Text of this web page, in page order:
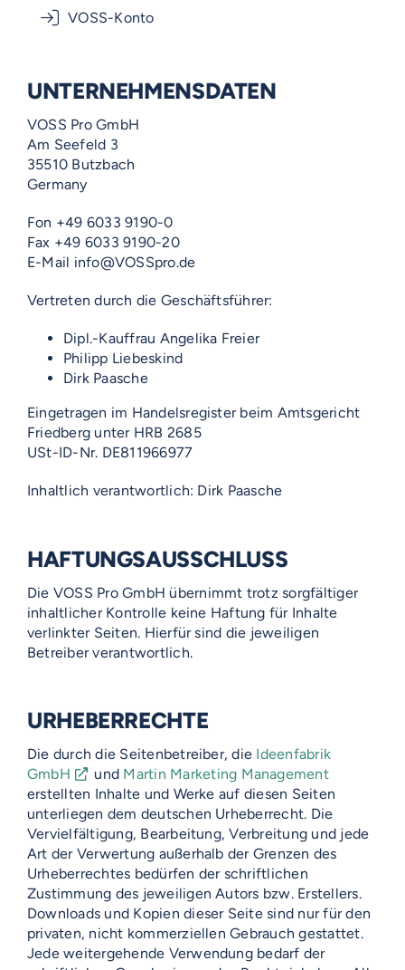
UNTERNEHMENSDATEN
VOSS Pro GmbH
Am Seefeld 3
35510 Butzbach
Germany
Fon +49 6033 9190-0
Fax +49 6033 9190-20
E-Mail info@VOSSpro.de
Vertreten durch die Geschäftsführer:
Dipl.-Kauffrau Angelika Freier
Philipp Liebeskind
Dirk Paasche
Eingetragen im Handelsregister beim Amtsgericht
Friedberg unter HRB 2685
USt-ID-Nr. DE811966977
Inhaltlich verantwortlich: Dirk Paasche
HAFTUNGSAUSSCHLUSS
Die VOSS Pro GmbH übernimmt trotz sorgfältiger
inhaltlicher Kontrolle keine Haftung für Inhalte
verlinkter Seiten. Hierfür sind die jeweiligen
Betreiber verantwortlich.
URHEBERRECHTE
Die durch die Seitenbetreiber, die Ideenfabrik
GmbH
und Martin Marketing Management
erstellten Inhalte und Werke auf diesen Seiten
unterliegen dem deutschen Urheberrecht. Die
Vervielfältigung, Bearbeitung, Verbreitung und jede
Art der Verwertung außerhalb der Grenzen des
Urheberrechtes bedürfen der schriftlichen
Zustimmung des jeweiligen Autors bzw. Erstellers.
Downloads und Kopien dieser Seite sind nur für den
privaten, nicht kommerziellen Gebrauch gestattet.
Jede weitergehende Verwendung bedarf der
VOSS-Konto
VOSS-MODELLE